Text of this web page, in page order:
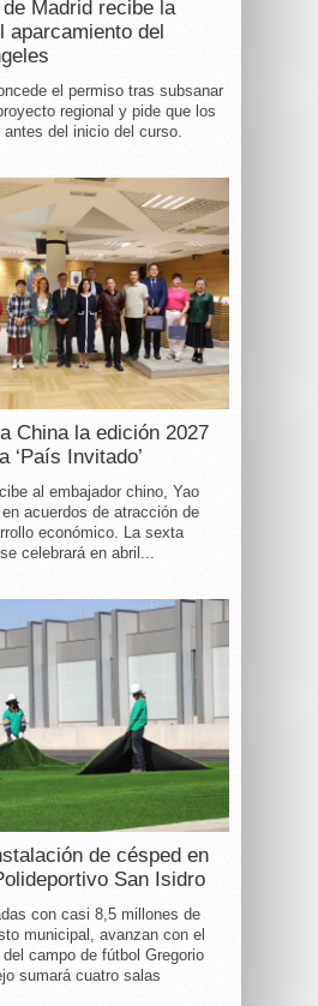
Madrid recibe la
aparcamiento del
el permiso tras subsanar
regional y pide que los
del inicio del curso.
China la edición 2027
‘País Invitado’
al embajador chino, Yao
acuerdos de atracción de
económico. La sexta
celebrará en abril...
de césped en
San Isidro
con casi 8,5 millones de
municipal, avanzan con el
campo de fútbol Gregorio
sumará cuatro salas